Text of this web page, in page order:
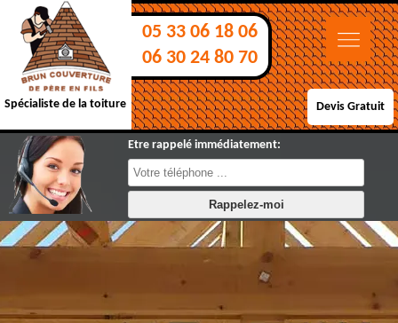
Spécialiste de la toiture
05 33 06 18 06
06 30 24 80 70
Devis Gratuit
Etre rappelé immédiatement: